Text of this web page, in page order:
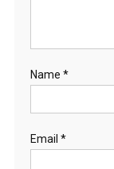
Name *
Email *